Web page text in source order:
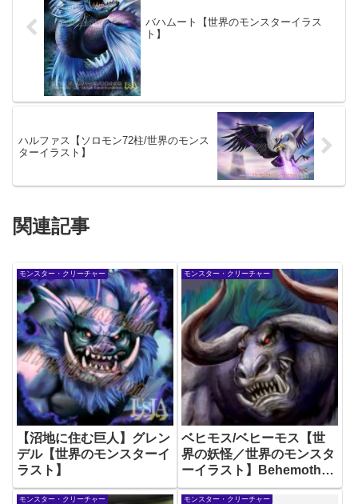
バハムート【世界のモンスターイラス
ト】
ハルファス【ソロモン72柱/世界のモンス
ターイラスト】
関連記事
モンスター・クリーチャー
【沼地に住む巨人】グレン
デル【世界のモンスターイ
ラスト】
モンスター・クリーチャー
ベヒモス/ベヒーモス【世
界の妖怪／世界のモンスタ
ーイラスト】Behemoth
Monster Illustration
モンスター・クリーチャー モンスター・クリーチャー